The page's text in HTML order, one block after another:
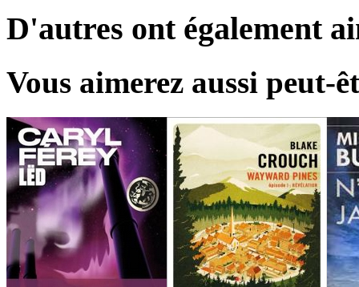
D'autres ont également
Vous aimerez aussi peut-